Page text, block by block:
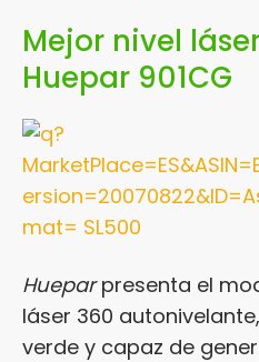
Mejor nivel
Huepar 901CG
Hueparpresenta el
láser 360
verde y capaz de